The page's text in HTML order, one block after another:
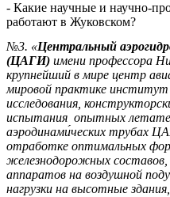
- Какие научные и научно-
работают в Жуковском?
№3. «Центральный
(ЦАГИ) имени профессора
крупнейший в мире центр
мировой практике институт
исследования,
испытания опытных
аэродинами́ческих трубах
отработке оптимальных
железнодорожных
аппаратов на воздушной
нагрузки на высотные